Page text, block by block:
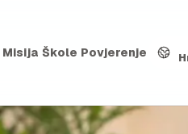
Misija Škole Povjerenje
0:15